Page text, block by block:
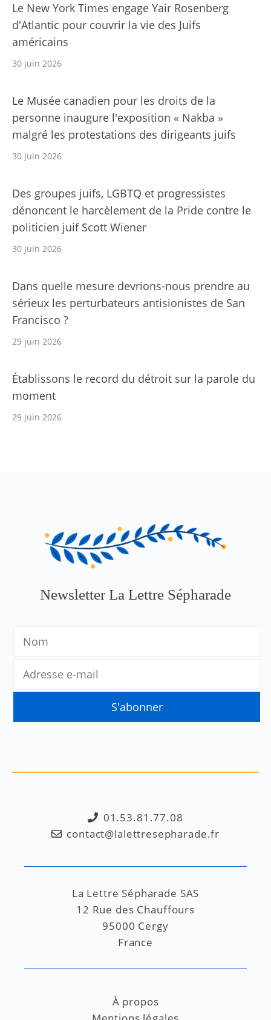
Le New York Times engage Yair Rosenberg
d'Atlantic pour couvrir la vie des Juifs
américains
30 juin 2026
Le Musée canadien pour les droits de la
personne inaugure l'exposition « Nakba »
malgré les protestations des dirigeants juifs
30 juin 2026
Des groupes juifs, LGBTQ et progressistes
dénoncent le harcèlement de la Pride contre le
politicien juif Scott Wiener
30 juin 2026
Dans quelle mesure devrions-nous prendre au
sérieux les perturbateurs antisionistes de San
Francisco ?
29 juin 2026
Établissons le record du détroit sur la parole du
moment
29 juin 2026
Newsletter La Lettre Sépharade
01.53.81.77.08
contact@lalettresepharade.fr
La Lettre Sépharade SAS
12 Rue des Chauffours
95000 Cergy
France
À propos